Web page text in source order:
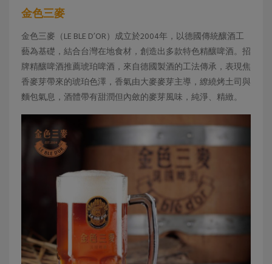
金色三麥
金色三麥（LE BLE D’OR）成立於2004年，以德國傳統釀酒工
藝為基礎，結合台灣在地食材，創造出多款特色精釀啤酒。招
牌精釀啤酒推薦琥珀啤酒，來自德國製酒的工法傳承，表現焦
香麥芽帶來的琥珀色澤，香氣由大麥麥芽主導，繚繞烤土司與
麵包氣息，酒體帶有甜潤但內斂的麥芽風味，純淨、精緻。